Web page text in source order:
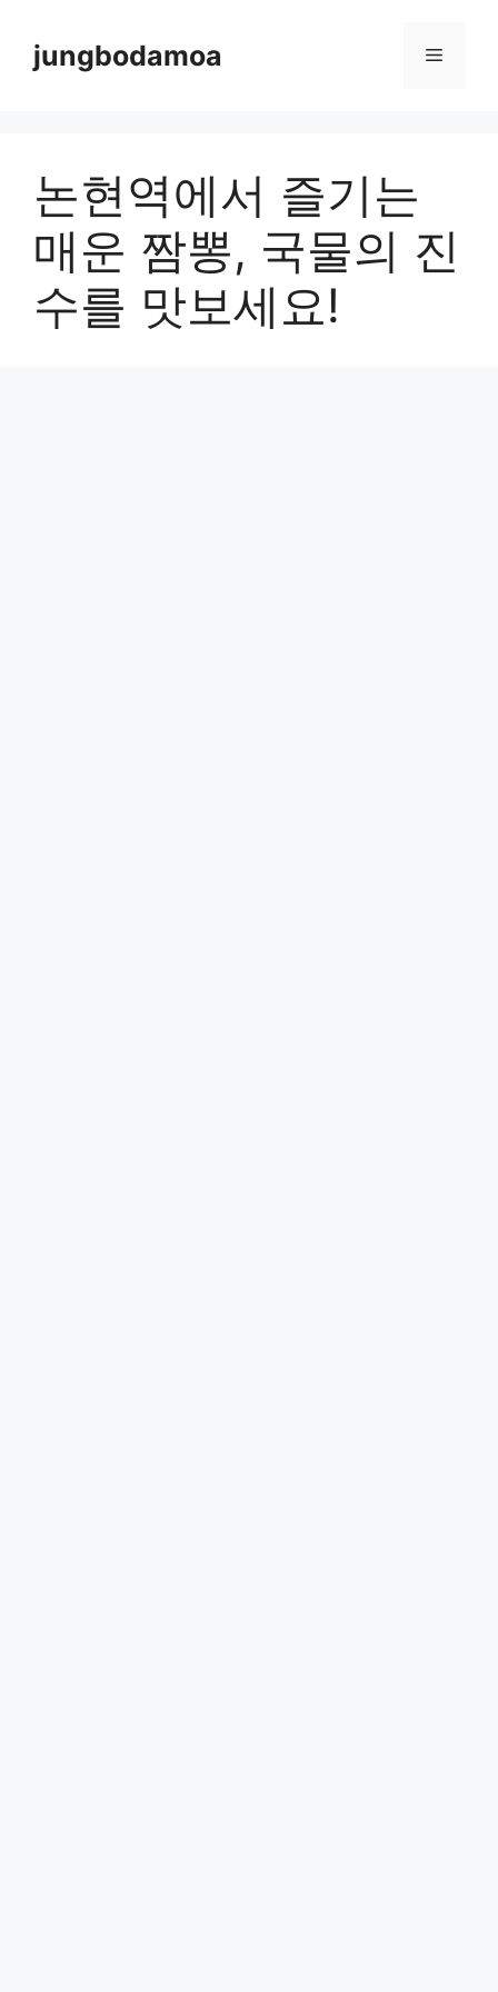
contentjungbodamoa Menu
논현역에서 즐기는
매운 짬뽕, 국물의 진
수를 맛보세요!